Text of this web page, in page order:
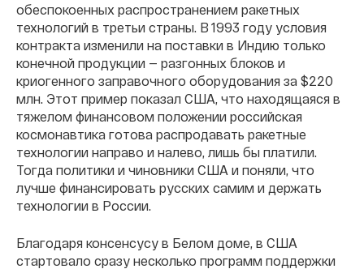
обеспокоенных распространением ракетных
технологий в третьи страны. В 1993 году условия
контракта изменили на поставки в Индию только
конечной продукции — разгонных блоков и
криогенного заправочного оборудования за $220
млн. Этот пример показал США, что находящаяся в
тяжелом финансовом положении российская
космонавтика готова распродавать ракетные
технологии направо и налево, лишь бы платили.
Тогда политики и чиновники США и поняли, что
лучше финансировать русских самим и держать
технологии в России.
Благодаря консенсусу в Белом доме, в США
стартовало сразу несколько программ поддержки